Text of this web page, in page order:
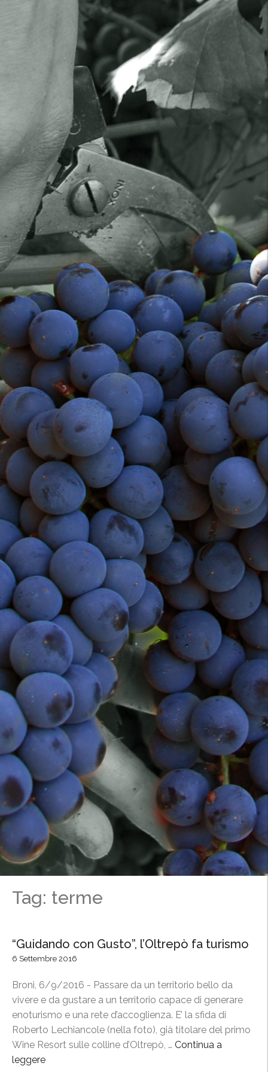
Tag: terme
“Guidando con Gusto”, l’Oltrepò fa turismo
6 Settembre 2016
Broni, 6/9/2016 - Passare da un territorio bello da
vivere e da gustare a un territorio capace di generare
enoturismo e una rete d’accoglienza. E’ la sfida di
Roberto Lechiancole (nella foto), già titolare del primo
Wine Resort sulle colline d’Oltrepò, … Continua a
leggere